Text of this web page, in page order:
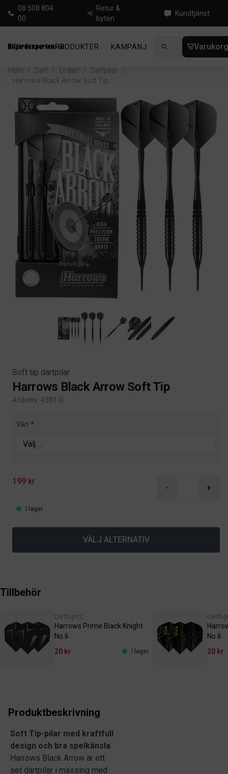
08 508 804
00
Retur &
byten
Kundtjänst
PRODUKTER KAMPANJ NYHETER
Hem / Dart / El-dart / Dartpilar
/
Harrows Black Arrow Soft Tip
Soft tip dartpilar
Harrows Black Arrow Soft Tip
Artikelnr. 4381-D
Product information
Vikt
199 kr
- +
I lager
VÄLJ ALTERNATIV
Tillbehör
Dartflights
Harrows Prime Black Knight
No.6
20 kr
I lager
No.6
20 kr
Produktbeskrivning
Soft Tip-pilar med kraftfull
design och bra spelkänsla
Harrows Black Arrow är ett
set dartpilar i mässing med